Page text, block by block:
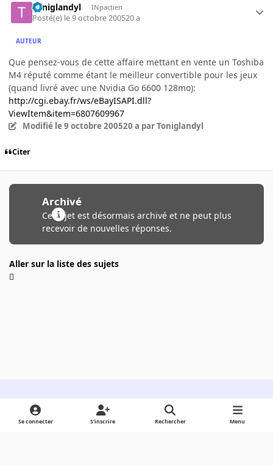
Toniglandyl INpactien
Posté(e) le 9 octobre 200520 a
AUTEUR
Que pensez-vous de cette affaire mettant en vente un Toshiba
M4 réputé comme étant le meilleur convertible pour les jeux
(quand livré avec une Nvidia Go 6600 128mo):
http://cgi.ebay.fr/ws/eBayISAPI.dll?
ViewItem&item=6807609967
Modifié le 9 octobre 200520 a par Toniglandyl
Citer
Archivé
Ce sujet est désormais archivé et ne peut plus
recevoir de nouvelles réponses.
Aller sur la liste des sujets
Light ModeDark ModeSystem Preference
Se connecter S’inscrire Rechercher Menu